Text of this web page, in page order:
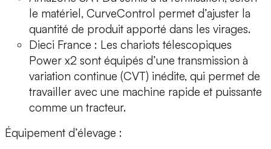
le matériel, CurveControl permet d’ajuster la
quantité de produit apporté dans les virages.
Dieci France : Les chariots télescopiques
Power x2 sont équipés d’une transmission à
variation continue (CVT) inédite, qui permet de
travailler avec une machine rapide et puissante
comme un tracteur.
Équipement d’élevage :